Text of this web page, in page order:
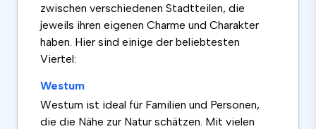
zwischen verschiedenen Stadtteilen, die
jeweils ihren eigenen Charme und Charakter
haben. Hier sind einige der beliebtesten
Viertel:
Westum
Westum ist ideal für Familien und Personen,
die die Nähe zur Natur schätzen. Mit vielen